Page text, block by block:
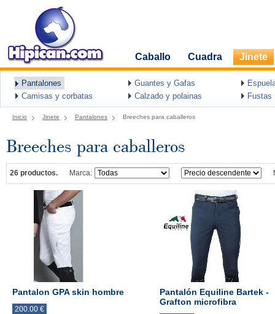
Caballo Cuadra Jinete
Pantalones Guantes y Gafas
Camisas y corbatas
Calzado y polainas Fustas
Inicio Jinete Pantalones Breeches para caballeros
Breeches para caballeros
26 productos. Marca:
Pantalon GPA skin hombre
200.00 €
Pantalón Equiline Bartek -
Grafton microfibra